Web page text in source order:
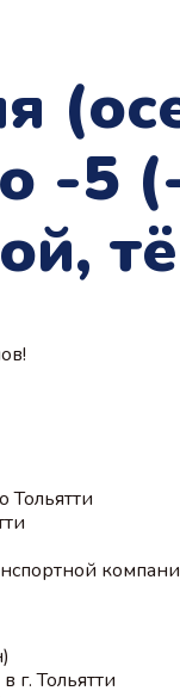
-5
Тольятти
г. Тольятти